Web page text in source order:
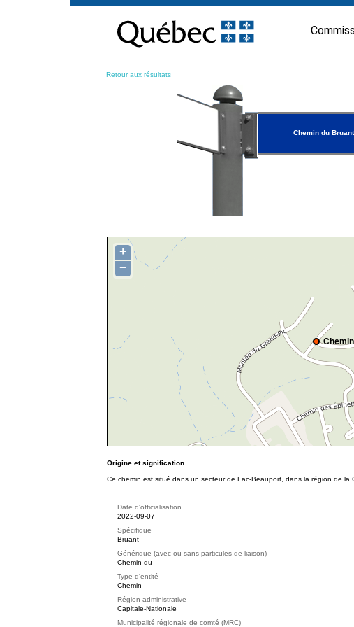
contenu
Retour aux résultats
Chemin du Bruant
+
−
Origine et signification
Ce chemin est situé dans un secteur de Lac-Beauport, dans la région de
Date d'officialisation
2022-09-07
Spécifique
Bruant
Générique (avec ou sans particules de liaison)
Chemin du
Type d'entité
Chemin
Région administrative
Capitale-Nationale
Municipalité régionale de comté (MRC)